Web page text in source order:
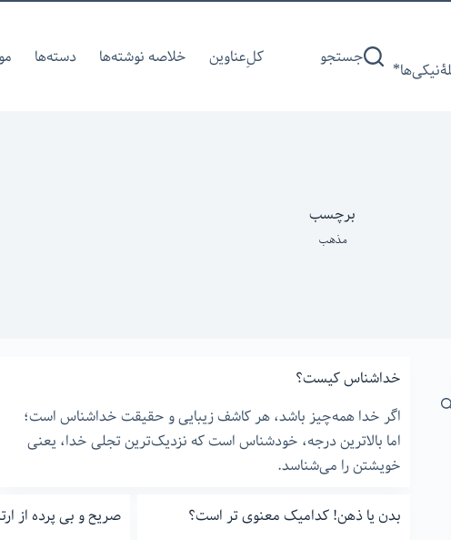
جستجو کل‌ِعناوین خلاصه نوشته‌ها دسته‌ها
برچسب
مذهب
خداشناس کیست؟
اگر خدا همه‌چیز باشد، هر کاشف زیبایی و حقیقت خداشناس است؛
اما بالاترین درجه، خودشناس است که نزدیک‌ترین تجلی خدا، یعنی
خویشتن را می‌شناسد.
بدن یا ذهن! کدامیک معنوی تر است؟
صریح و بی پرده از